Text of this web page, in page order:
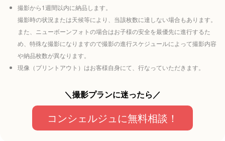
撮影から1週間以内に納品します。
撮影時の状況または天候等により、当該枚数に達しない場合もあります。
また、ニューボーンフォトの場合はお子様の安全を最優先に進行するた
め、特殊な撮影になりますので撮影の進行スケジュールによって撮影内容
や納品枚数が異なります。
現像（プリントアウト）はお客様自身にて、行なっていただきます。
＼撮影プランに迷ったら／
コンシェルジュに無料相談！